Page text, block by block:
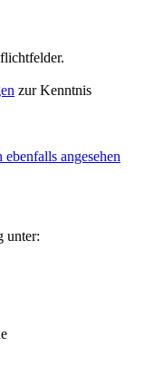
zur Kenntnis
angesehen
unter: